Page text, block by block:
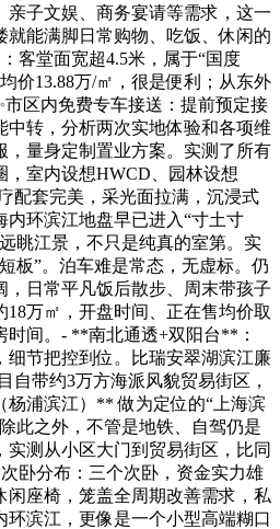
亲子文娱、商务宴请等需求，这一
就能满脚日常购物、吃饭、休闲的
客堂面宽超4.5米，属于“国度
价13.88万/㎡，很是便利；从东外
区内免费专车接送：提前预定接
中转，分析两次实地体验和各项维
，量身定制置业方案。实测了所有
，室内设想HWCD、园林设想
配套完美，采光面拉满，沉浸式
环滨江地盘早已进入“寸土寸
眺江景，不只是纯真的室第。实
板”。泊车难是常态，无虚标。仍
，日常平凡饭后散步、周末带孩子
万㎡，开盘时间、正在售均价取
时间。- **南北通透+双阳台**：
细节把控到位。比瑞安翠湖滨江廉
自带约3万方海派风貌贸易街区，
浦滨江）** 做为定位的“上海滨
此之外，不管是地铁、自驾仍是
测从小区大门到贸易街区，比同
卧分布：三个次卧，资金实力雄
闲座椅，笼盖全周期改善需求，私
环滨江，更像是一个小型高端糊口